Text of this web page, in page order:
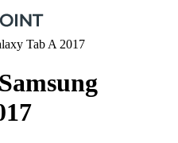
Tab A 2017